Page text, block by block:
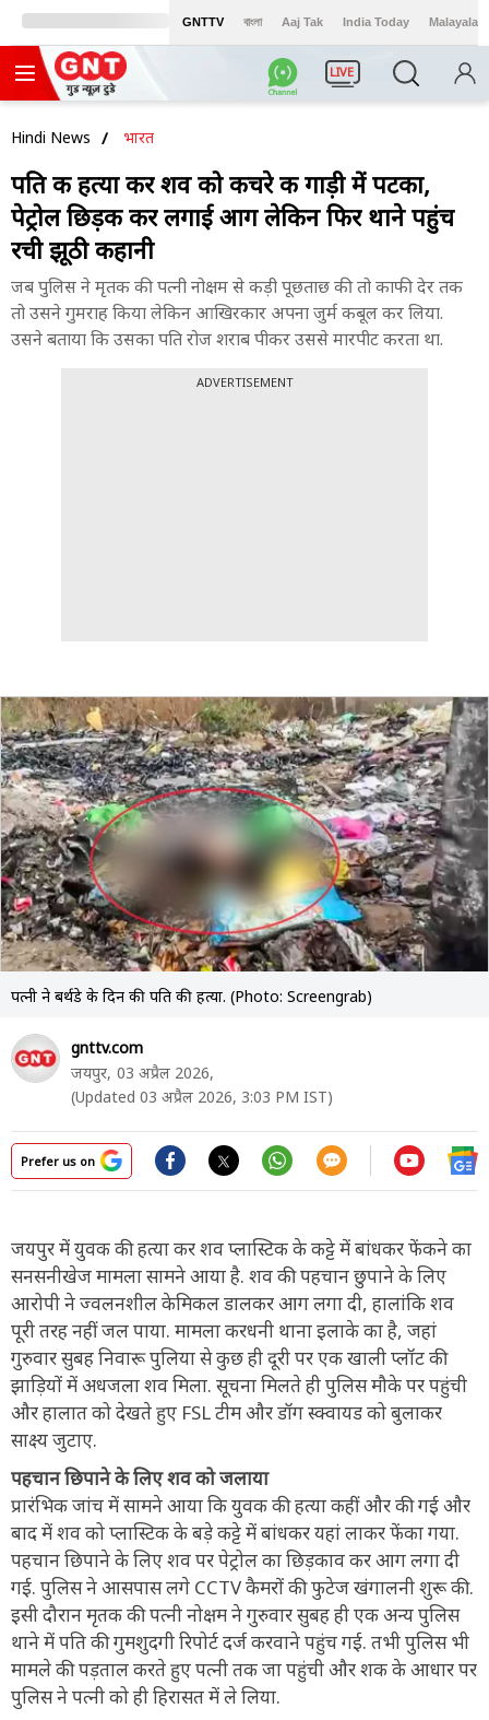
GNTTV বাংলা Aaj Tak India Today Malayalam
LIVE
Hindi News भारत
पति की हत्या कर शव को कचरे की गाड़ी में पटका,
पेट्रोल छिड़क कर लगाई आग लेकिन फिर थाने पहुंच
रची झूठी कहानी
जब पुलिस ने मृतक की पत्नी नोक्षम से कड़ी पूछताछ की तो काफी देर तक
तो उसने गुमराह किया लेकिन आखिरकार अपना जुर्म कबूल कर लिया.
उसने बताया कि उसका पति रोज शराब पीकर उससे मारपीट करता था.
ADVERTISEMENT
पत्नी ने बर्थडे के दिन की पति की हत्या. (Photo: Screengrab)
gnttv.com
जयपुर, 03 अप्रैल 2026,
(Updated 03 अप्रैल 2026, 3:03 PM IST)
Prefer us on
जयपुर में युवक की हत्या कर शव प्लास्टिक के कट्टे में बांधकर फेंकने का
सनसनीखेज मामला सामने आया है. शव की पहचान छुपाने के लिए
आरोपी ने ज्वलनशील केमिकल डालकर आग लगा दी, हालांकि शव
पूरी तरह नहीं जल पाया. मामला करधनी थाना इलाके का है, जहां
गुरुवार सुबह निवारू पुलिया से कुछ ही दूरी पर एक खाली प्लॉट की
झाड़ियों में अधजला शव मिला. सूचना मिलते ही पुलिस मौके पर पहुंची
और हालात को देखते हुए FSL टीम और डॉग स्क्वायड को बुलाकर
साक्ष्य जुटाए.
पहचान छिपाने के लिए शव को जलाया
प्रारंभिक जांच में सामने आया कि युवक की हत्या कहीं और की गई और
बाद में शव को प्लास्टिक के बड़े कट्टे में बांधकर यहां लाकर फेंका गया.
पहचान छिपाने के लिए शव पर पेट्रोल का छिड़काव कर आग लगा दी
गई. पुलिस ने आसपास लगे CCTV कैमरों की फुटेज खंगालनी शुरू की.
इसी दौरान मृतक की पत्नी नोक्षम ने गुरुवार सुबह ही एक अन्य पुलिस
थाने में पति की गुमशुदगी रिपोर्ट दर्ज करवाने पहुंच गई. तभी पुलिस भी
मामले की पड़ताल करते हुए पत्नी तक जा पहुंची और शक के आधार पर
पुलिस ने पत्नी को ही हिरासत में ले लिया.